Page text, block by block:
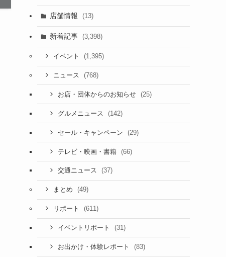
店舗情報 (13)
新着記事 (3,398)
イベント (1,395)
ニュース (768)
お店・団体からのお知らせ (25)
グルメニュース (142)
セール・キャンペーン (29)
テレビ・映画・書籍 (66)
交通ニュース (37)
まとめ (49)
リポート (611)
イベントリポート (31)
お出かけ・体験レポート (83)